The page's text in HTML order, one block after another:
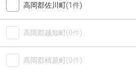
高岡郡佐川町(1件)
高岡郡越知町(0件)
高岡郡檮原町(0件)